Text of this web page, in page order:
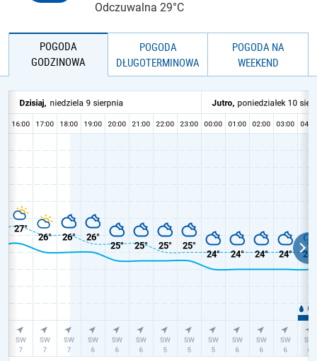
Odczuwalna 29°C
POGODA
GODZINOWA
POGODA
DŁUGOTERMINOWA
POGODA NA
WEEKEND